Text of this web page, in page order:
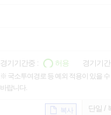
경기기간중 : 허용 경기기
※ 국소투여경로 등 예외 적용이 있을
바랍니다.
복사 단일 /